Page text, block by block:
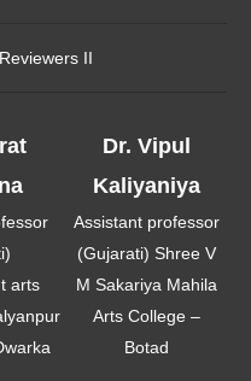
II
arts
Dr. Vipul
Kaliyaniya
Assistant professor
(Gujarati) Shree V
M Sakariya Mahila
Arts College –
Botad